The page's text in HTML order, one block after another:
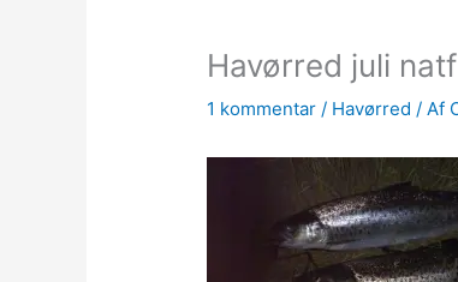
Havørred juli
1 kommentar / Havørred / Af